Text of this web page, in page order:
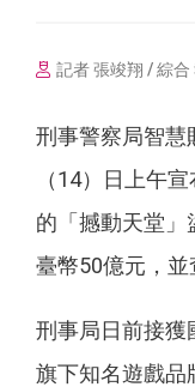
記者 張竣翔 / 綜合
刑事警察局智慧
（14）日上午
的「撼動天堂
臺幣50億元，並
刑事局日前接獲
旗下知名遊戲品